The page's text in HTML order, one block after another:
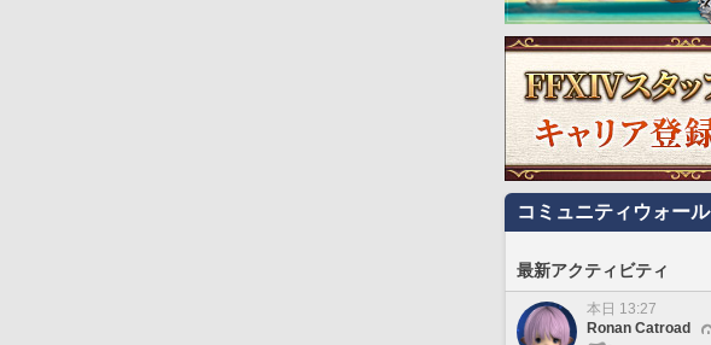
コミュニティウォール
最新アクティビティ
本日 13:27
Ronan Catroad